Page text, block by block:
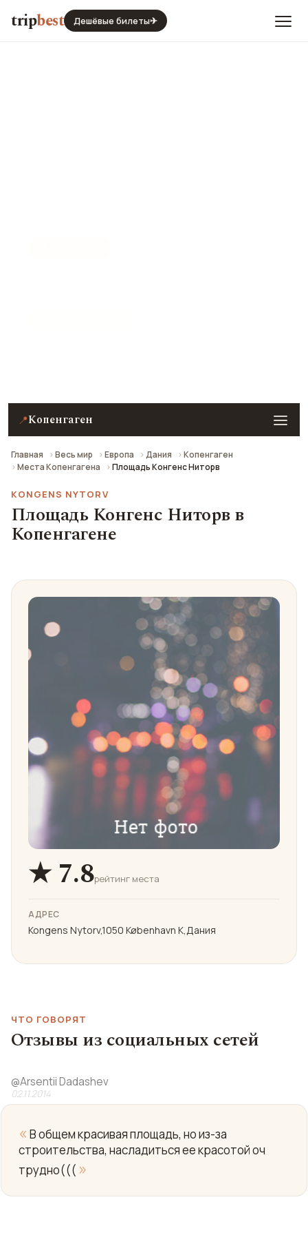
tripbest Дешёвые билеты✈
📍Копенгаген
Главная Весь мир Европа Дания
Копенгаген
Места Копенгагена
Площадь Конгенс Ниторв
KONGENS NYTORV
Площадь Конгенс Ниторв в
Копенгагене
★ 7.8рейтинг места
АДРЕС
Kongens Nytorv,1050 København K,Дания
ЧТО ГОВОРЯТ
Отзывы из социальных сетей
@Arsentii Dadashev
02.11.2014
« В общем красивая площадь, но из-за
строительства, насладиться ее красотой оч
трудно((( »